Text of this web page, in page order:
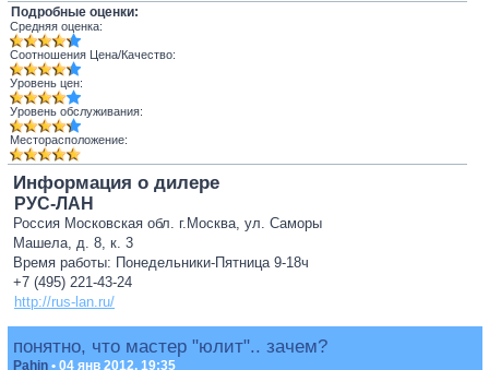
Подробные оценки:
Средняя оценка:
Соотношения Цена/Качество:
Уровень цен:
Уровень обслуживания:
Месторасположение:
Информация о дилере
РУС-ЛАН
Россия Московская обл. г.Москва, ул. Саморы
Машела, д. 8, к. 3
Время работы: Понедельники-Пятница 9-18ч
+7 (495) 221-43-24
http://rus-lan.ru/
понятно, что мастер "юлит".. зачем?
Pahin • 04 янв 2012, 19:35